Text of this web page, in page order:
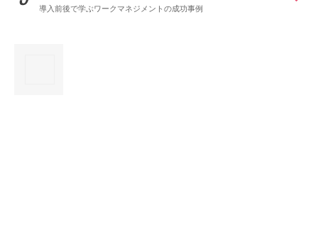
導入前後で学ぶワークマネジメントの成功事例